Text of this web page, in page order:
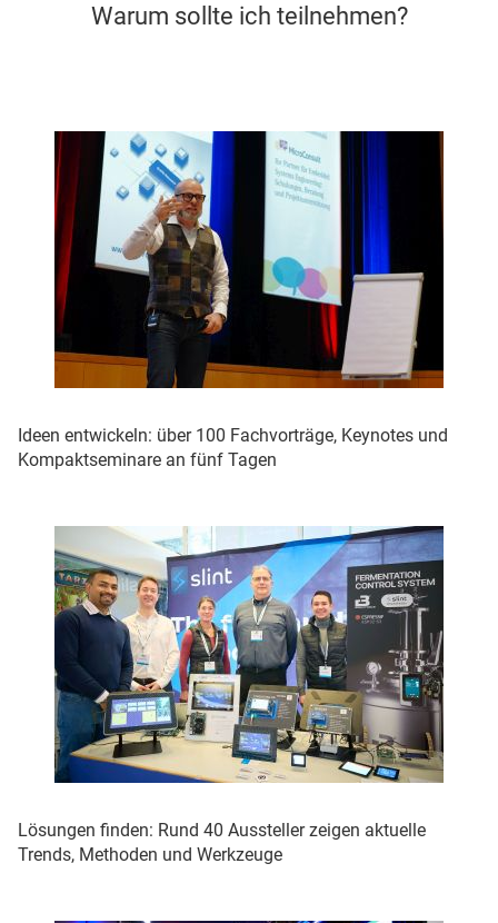
Warum sollte ich teilnehmen?
Ideen entwickeln: über 100 Fachvorträge, Keynotes und
Kompaktseminare an fünf Tagen
Lösungen finden: Rund 40 Aussteller zeigen aktuelle
Trends, Methoden und Werkzeuge